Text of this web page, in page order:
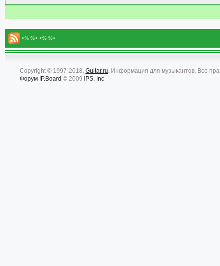
<% %> <% %>
Copyright © 1997-2018, Guitar.ru. Информация для музыкантов. Все
Форум IP.Board © 2009 IPS, Inc